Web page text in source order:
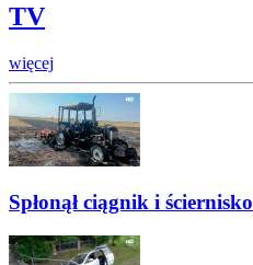
TV
więcej
Spłonął ciągnik i ściernisko